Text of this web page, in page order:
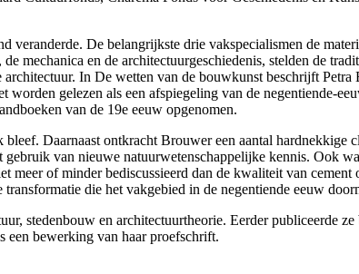
veranderde. De belangrijkste drie vakspecialismen de
mechanica en de architectuurgeschiedenis, stelden de
In De wetten van de bouwkunst beschrijft
gelezen als een afspiegeling van de negentiende-
van de 19e eeuw opgenomen.
Daarnaast ontkracht Brouwer een aantal hardnekkige
van nieuwe natuurwetenschappelijke kennis. Ook
of minder bediscussieerd dan de kwaliteit van cement
die het vakgebied in de negentiende eeuw
stedenbouw en architectuurtheorie. Eerder publiceerde
een bewerking van haar proefschrift.